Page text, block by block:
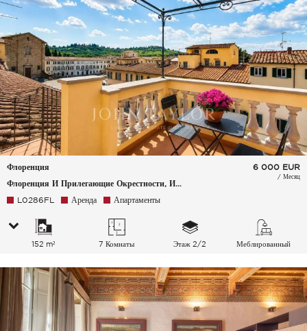
Флоренция
Флоренция И Прилегающие Окрестности, Италия
6 000 EUR
/ Месяц
L0286FL Аренда Апартаменты
152 m² 7 Комнаты Этаж 2/2 Меблированный